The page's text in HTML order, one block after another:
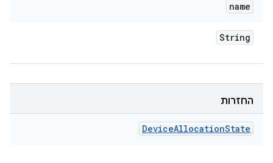
name
String
החזרות
DeviceAllocationState